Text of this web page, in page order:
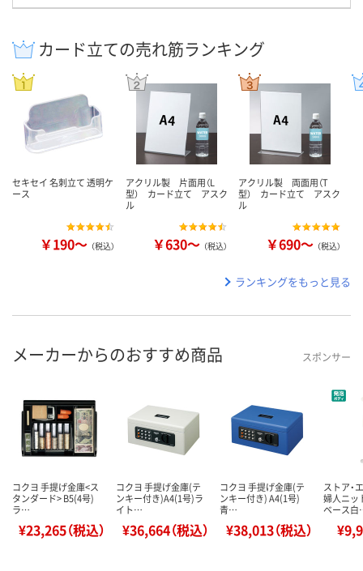
カード立ての売れ筋ランキング
セキセイ 名刺立て 透明ケ
ース
￥190～ （税込）
アクリル製 片面用（L
型） カード立て アスク
ル
￥630～ （税込）
アクリル製 両面用（T
型） カード立て アスク
ル
￥690～ （税込）
ランキングをもっと見る
メーカーからのおすすめ商品 スポンサー
コクヨ 手提げ金庫<ス
タンダード> B5(4号)
ラ…
¥23,265（税込）
コクヨ 手提げ金庫(テ
ンキー付き)A4(1号)ラ
イト…
¥36,664（税込）
コクヨ 手提げ金庫(テ
ンキー付き) A4(1号)
青…
¥38,013（税込）
ストア・
婦人ニッ
ベース